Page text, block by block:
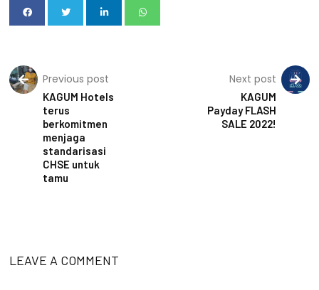
Previous post
KAGUM Hotels
terus
berkomitmen
menjaga
standarisasi
CHSE untuk
tamu
Next post
KAGUM
Payday FLASH
SALE 2022!
LEAVE A COMMENT